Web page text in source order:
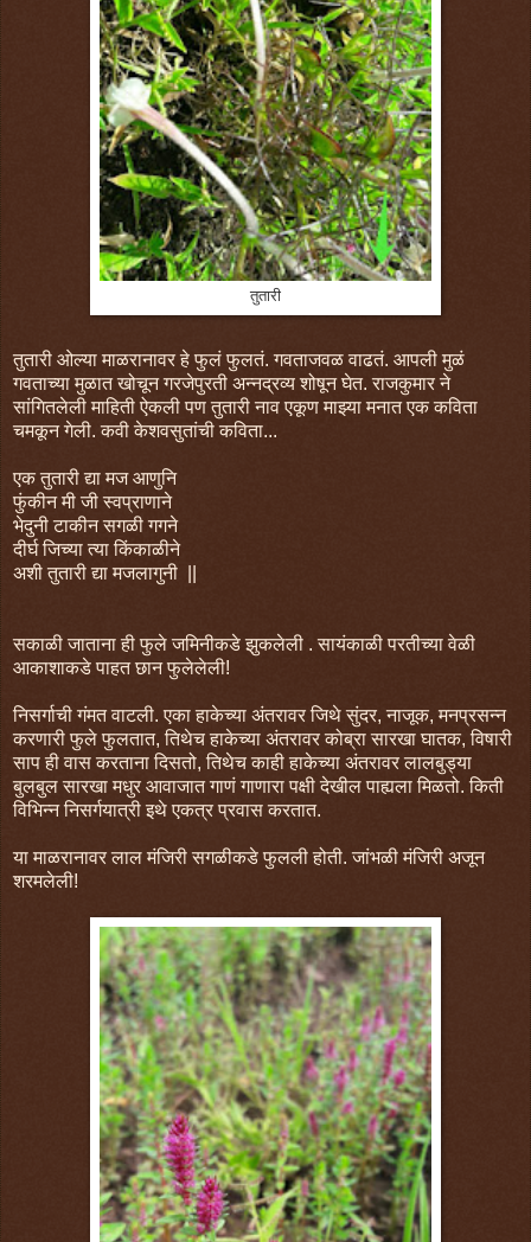
तुतारी
तुतारी ओल्या माळरानावर हे फुलं फुलतं. गवताजवळ वाढतं. आपली मुळं
गवताच्या मुळात खोचून गरजेपुरती अन्नद्रव्य शोषून घेत. राजकुमार ने
सांगितलेली माहिती ऐकली पण तुतारी नाव एकूण माझ्या मनात एक कविता
चमकून गेली. कवी केशवसुतांची कविता...
एक तुतारी द्या मज आणुनि
फुंकीन मी जी स्वप्राणाने
भेदुनी टाकीन सगळी गगने
दीर्घ जिच्या त्या किंकाळीने
अशी तुतारी द्या मजलागुनी ||
सकाळी जाताना ही फुले जमिनीकडे झुकलेली . सायंकाळी परतीच्या वेळी
आकाशाकडे पाहत छान फुलेलेली!
निसर्गाची गंमत वाटली. एका हाकेच्या अंतरावर जिथे सुंदर, नाजूक, मनप्रसन्न
करणारी फुले फुलतात, तिथेच हाकेच्या अंतरावर कोब्रा सारखा घातक, विषारी
साप ही वास करताना दिसतो, तिथेच काही हाकेच्या अंतरावर लालबुड्या
बुलबुल सारखा मधुर आवाजात गाणं गाणारा पक्षी देखील पाह्यला मिळतो. किती
विभिन्न निसर्गयात्री इथे एकत्र प्रवास करतात.
या माळरानावर लाल मंजिरी सगळीकडे फुलली होती. जांभळी मंजिरी अजून
शरमलेली!